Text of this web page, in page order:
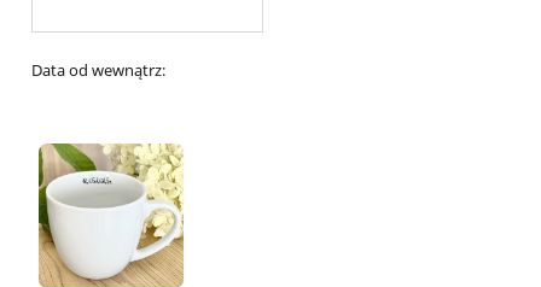
Data od wewnątrz: